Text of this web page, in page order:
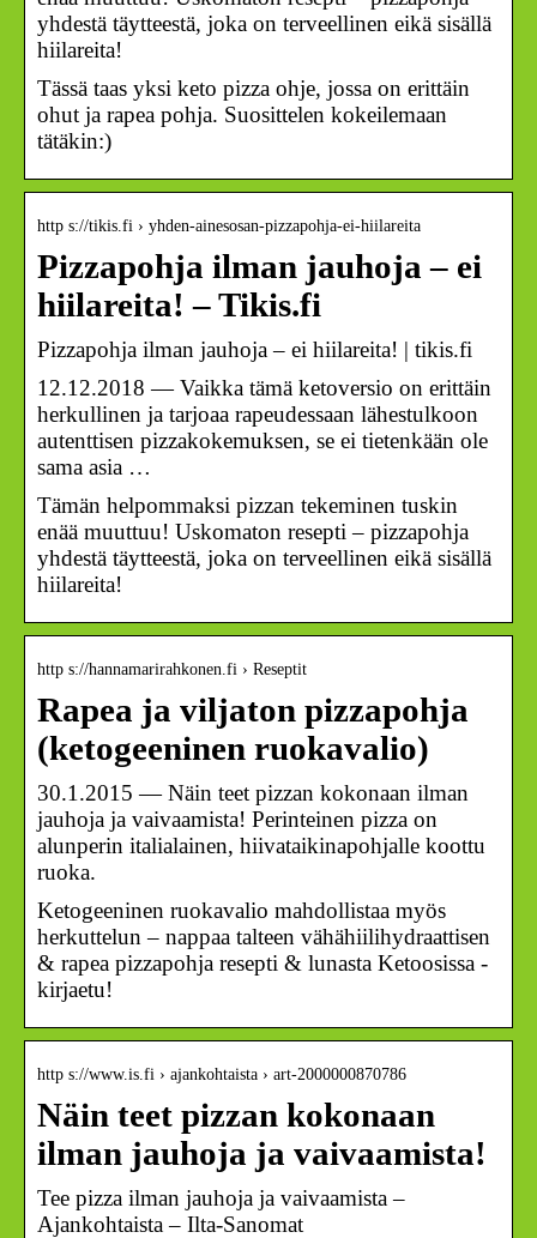
yhdestä täytteestä, joka on terveellinen eikä sisällä
hiilareita!
Tässä taas yksi keto pizza ohje, jossa on erittäin
ohut ja rapea pohja. Suosittelen kokeilemaan
tätäkin:)
http s://tikis.fi › yhden-ainesosan-pizzapohja-ei-hiilareita
Pizzapohja ilman jauhoja – ei
hiilareita! – Tikis.fi
Pizzapohja ilman jauhoja – ei hiilareita! | tikis.fi
12.12.2018 — Vaikka tämä ketoversio on erittäin
herkullinen ja tarjoaa rapeudessaan lähestulkoon
autenttisen pizzakokemuksen, se ei tietenkään ole
sama asia …
Tämän helpommaksi pizzan tekeminen tuskin
enää muuttuu! Uskomaton resepti – pizzapohja
yhdestä täytteestä, joka on terveellinen eikä sisällä
hiilareita!
http s://hannamarirahkonen.fi › Reseptit
Rapea ja viljaton pizzapohja
(ketogeeninen ruokavalio)
30.1.2015 — Näin teet pizzan kokonaan ilman
jauhoja ja vaivaamista! Perinteinen pizza on
alunperin italialainen, hiivataikinapohjalle koottu
ruoka.
Ketogeeninen ruokavalio mahdollistaa myös
herkuttelun – nappaa talteen vähähiilihydraattisen
& rapea pizzapohja resepti & lunasta Ketoosissa -
kirjaetu!
http s://www.is.fi › ajankohtaista › art-2000000870786
Näin teet pizzan kokonaan
ilman jauhoja ja vaivaamista!
Tee pizza ilman jauhoja ja vaivaamista –
Ajankohtaista – Ilta-Sanomat